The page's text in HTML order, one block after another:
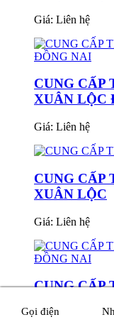
Giá: Liên hệ
CUNG CẤP
XUÂN LỘC
Giá: Liên hệ
CUNG CẤP
XUÂN LỘC
Giá: Liên hệ
CUNG CẤP
Gọi điện